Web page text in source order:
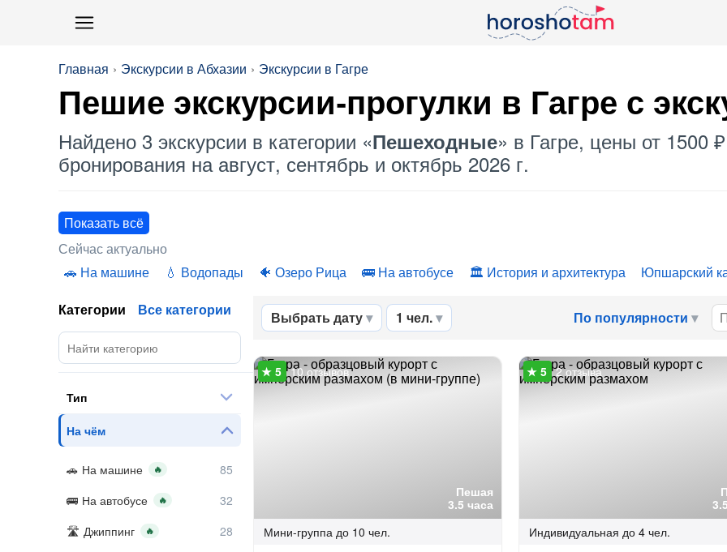
Главная Экскурсии в Абхазии Экскурсии в Гагре
Пешие экскурсии-прогулки в Гагре с
Найдено 3 экскурсии в категории «Пешеходные» в Гагре, цены от 1500
бронирования на август, сентябрь и октябрь 2026 г.
Показать всё
Сейчас актуально
На машине
Водопады Озеро Рица На автобусе История и архитектура Юпшарский
Выбрать дату 1 чел. По популярности
Пешая
3.5 часа
10 отзывов
Мини-группа до 10 чел.
2 отзыва
Индивидуальная до 4 чел.
Категории Все категории
Тип
На чём
На машине 🔥
На автобусе 🔥
Джиппинг 🔥